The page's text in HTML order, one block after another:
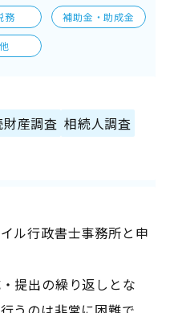
務 補助金・助成金
産調査 相続人調査
ル行政書士事務所と申
提出の繰り返しとな